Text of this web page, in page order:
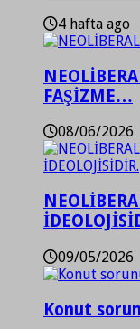
4 hafta ago
FAŞİZME…
08/06/2026
09/05/2026
Konut